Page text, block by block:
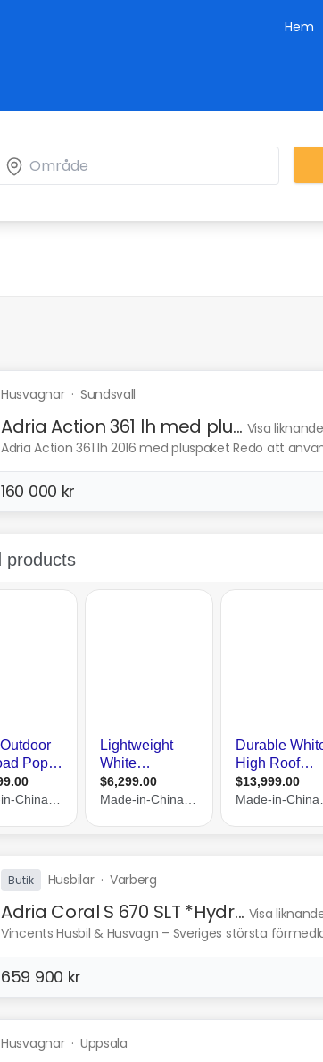
Hem
Husvagnar· Sundsvall
Adria Action 361 lh med plu... Visa liknande
Adria Action 361 lh 2016 med pluspaket Redo att
160 000 kr
Butik Husbilar· Varberg
Adria Coral S 670 SLT *Hydr... Visa
Vincents Husbil & Husvagn – Sveriges största
659 900 kr
Husvagnar· Uppsala